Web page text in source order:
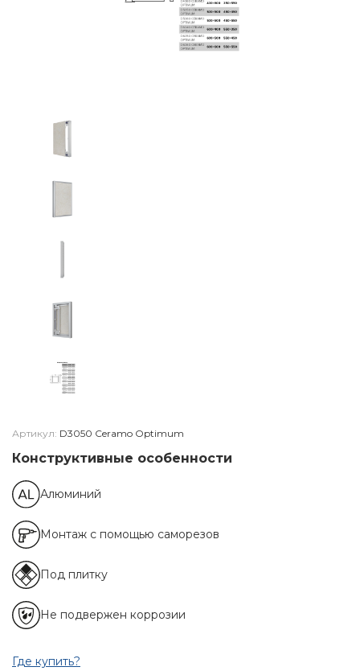
Артикул: D3050 Ceramo Optimum
Конструктивные особенности
Алюминий
Монтаж с помощью саморезов
Под плитку
Не подвержен коррозии
Где купить?